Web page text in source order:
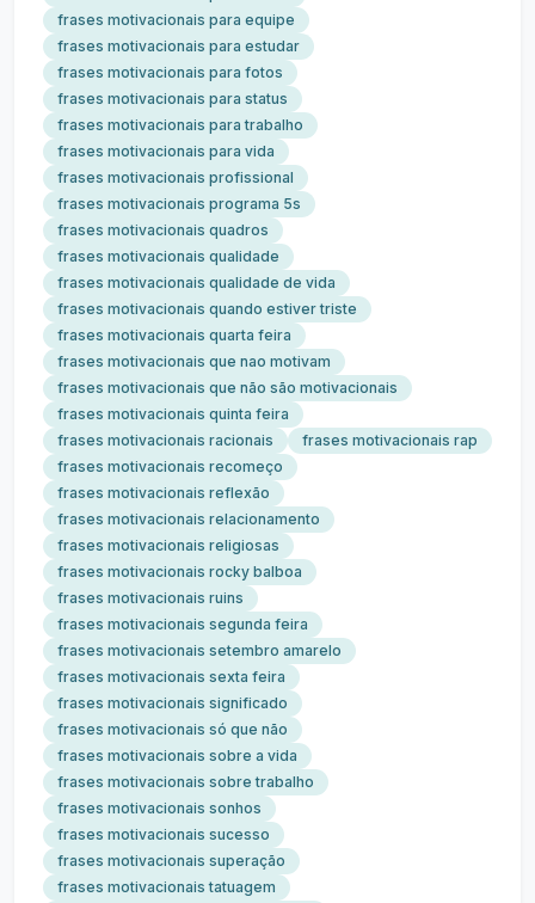
frases motivacionais para equipe
frases motivacionais para estudar
frases motivacionais para fotos
frases motivacionais para status
frases motivacionais para trabalho
frases motivacionais para vida
frases motivacionais profissional
frases motivacionais programa 5s
frases motivacionais quadros
frases motivacionais qualidade
frases motivacionais qualidade de vida
frases motivacionais quando estiver triste
frases motivacionais quarta feira
frases motivacionais que nao motivam
frases motivacionais que não são motivacionais
frases motivacionais quinta feira
frases motivacionais racionais
frases motivacionais rap
frases motivacionais recomeço
frases motivacionais reflexão
frases motivacionais relacionamento
frases motivacionais religiosas
frases motivacionais rocky balboa
frases motivacionais ruins
frases motivacionais segunda feira
frases motivacionais setembro amarelo
frases motivacionais sexta feira
frases motivacionais significado
frases motivacionais só que não
frases motivacionais sobre a vida
frases motivacionais sobre trabalho
frases motivacionais sonhos
frases motivacionais sucesso
frases motivacionais superação
frases motivacionais tatuagem